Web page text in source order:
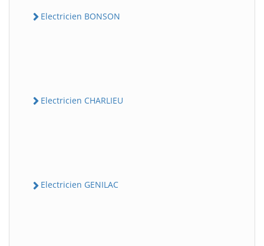
Electricien BONSON
Electricien CHARLIEU
Electricien GENILAC